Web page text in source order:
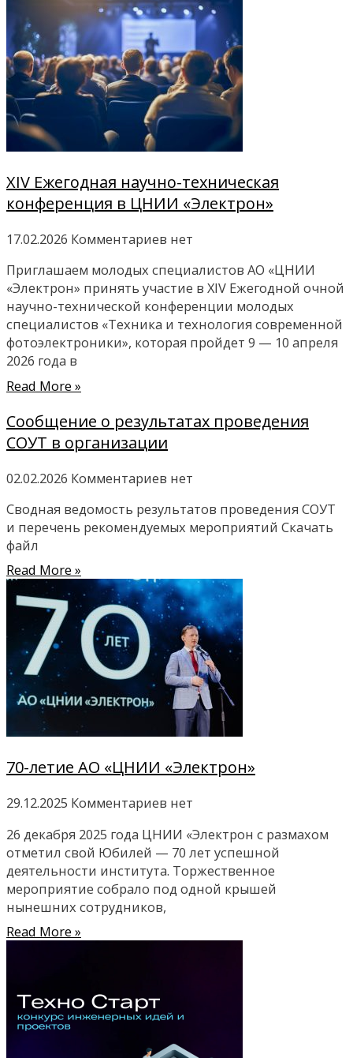
XIV Ежегодная научно-техническая
конференция в ЦНИИ «Электрон»
17.02.2026 Комментариев нет
Приглашаем молодых специалистов АО «ЦНИИ
«Электрон» принять участие в XIV Ежегодной очной
научно-технической конференции молодых
специалистов «Техника и технология современной
фотоэлектроники», которая пройдет 9 — 10 апреля
2026 года в
Read More »
Сообщение о результатах проведения
СОУТ в организации
02.02.2026 Комментариев нет
Сводная ведомость результатов проведения СОУТ
и перечень рекомендуемых мероприятий Скачать
файл
Read More »
70-летие АО «ЦНИИ «Электрон»
29.12.2025 Комментариев нет
26 декабря 2025 года ЦНИИ «Электрон с размахом
отметил свой Юбилей — 70 лет успешной
деятельности института. Торжественное
мероприятие собрало под одной крышей
нынешних сотрудников,
Read More »